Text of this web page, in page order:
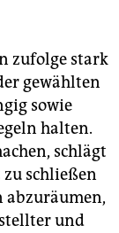
zufolge stark
gewählten
sowie
halten.
schlägt
schließen
abzuräumen,
und